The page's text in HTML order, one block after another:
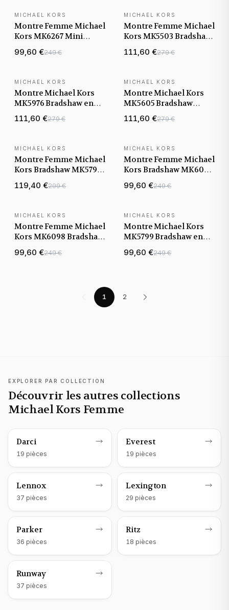
MICHAEL KORS
Montre Femme Michael
Kors MK6267 Mini
Bradshaw Acier Doré
99,60 €249 €
MICHAEL KORS
Montre Femme Michael
Kors MK5503 Bradshaw
Acier Or Rose
111,60 €279 €
MICHAEL KORS
Montre Michael Kors
MK5976 Bradshaw en
Acier Bi-ton Argent et
Or
111,60 €279 €
MICHAEL KORS
Montre Michael Kors
MK5605 Bradshaw
chronomètre acier doré
111,60 €279 €
MICHAEL KORS
Montre Femme Michael
Kors Bradshaw MK5798
en acier inoxydable
doré
119,40 €299 €
MICHAEL KORS
Montre Femme Michael
Kors Bradshaw MK6099
cadran turquoise
99,60 €249 €
MICHAEL KORS
Montre Femme Michael
Kors MK6098 Bradshaw
Pastel
99,60 €249 €
MICHAEL KORS
Montre Michael Kors
MK5799 Bradshaw en
99,60 €249 €
1 2
EXPLORER PAR COLLECTION
Découvrir les autres collections
Michael Kors Femme
Montre Michael Kors
Darcifemme
19 pièces
Montre Michael Kors
Everestfemme
19 pièces
Montre Michael Kors
Lennoxfemme
37 pièces
Montre Michael Kors
Lexington
29 pièces
Montre Michael Kors
Parkerfemme
36 pièces
Montre Michael Kors
Ritzfemme
18 pièces
Montre Michael Kors
Runwayfemme
37 pièces